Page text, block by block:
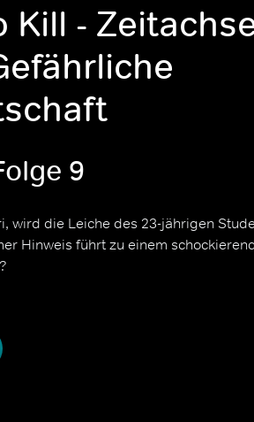
Kill -
9
wird die Leiche des 23-jährigen
Hinweis führt zu einem